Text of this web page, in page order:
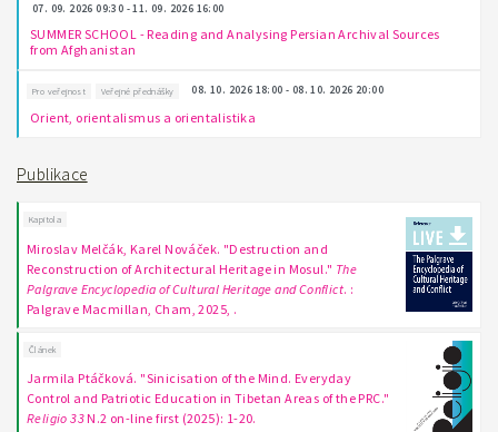
07. 09. 2026 09:30 - 11. 09. 2026 16:00
SUMMER SCHOOL - Reading and Analysing Persian Archival Sources
from Afghanistan
Pro veřejnost Veřejné přednášky 08. 10. 2026 18:00 - 08. 10. 2026 20:00
Orient, orientalismus a orientalistika
Publikace
Kapitola
Miroslav Melčák, Karel Nováček. "Destruction and
Reconstruction of Architectural Heritage in Mosul." The
Palgrave Encyclopedia of Cultural Heritage and Conflict. :
Palgrave Macmillan, Cham, 2025, .
Článek
Jarmila Ptáčková. "Sinicisation of the Mind. Everyday
Control and Patriotic Education in Tibetan Areas of the PRC."
Religio 33 N.2 on-line first (2025): 1-20.